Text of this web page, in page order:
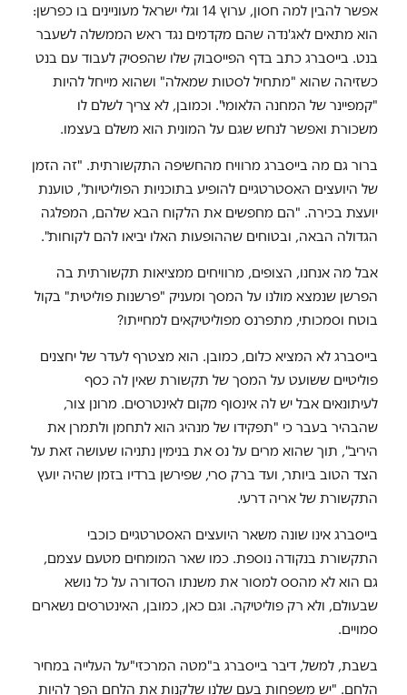
אפשר להבין למה חסון, ערוץ 14 וגלי ישראל מעוניינים בו כפרשן:
הוא מתאים לאג'נדה שהם מקדמים נגד ראש הממשלה לשעבר
בנט. בייסברג כתב בדף הפייסבוק שלו שהפסיק לעבוד עם בנט
כשזיהה שהוא "מתחיל לסטות שמאלה" ושהוא מייחל להיות
"קמפיינר של המחנה הלאומי". וכמובן, לא צריך לשלם לו
משכורת ואפשר לנחש שגם על המונית הוא משלם בעצמו.
ברור גם מה בייסברג מרוויח מהחשיפה התקשורתית. "זה הזמן
של היועצים האסטרטגיים להופיע בתוכניות הפוליטיות", טוענת
יועצת בכירה. "הם מחפשים את הלקוח הבא שלהם, המפלגה
הגדולה הבאה, ובטוחים שההופעות האלו יביאו להם לקוחות".
אבל מה אנחנו, הצופים, מרוויחים ממציאות תקשורתית בה
הפרשן שנמצא מולנו על המסך ומעניק "פרשנות פוליטית" בקול
בוטח וסמכותי, מתפרנס מפוליטיקאים למחייתו?
בייסברג לא המציא כלום, כמובן. הוא מצטרף לעדר של יחצנים
פוליטיים ששועט על המסך של תקשורת שאין לה כסף
לעיתונאים אבל יש לה אינסוף מקום לאינטרסים. מרונן צור,
שהבהיר בעבר כי "תפקידו של מנהיג הוא לתחמן ולתמרן את
היריב", תוך שהוא מרים על נס את בנימין נתניהו שעושה זאת על
הצד הטוב ביותר, ועד ברק סרי, שפירשן ברדיו בזמן שהיה יועץ
התקשורת של אריה דרעי.
בייסברג אינו שונה משאר היועצים האסטרטגיים כוכבי
התקשורת בנקודה נוספת. כמו שאר המומחים מטעם עצמם,
גם הוא לא מהסס למסור את משנתו הסדורה על כל נושא
שבעולם, ולא רק פוליטיקה. וגם כאן, כמובן, האינטרסים נשארים
סמויים.
בשבת, למשל, דיבר בייסברג ב"מטה המרכזי"על העלייה במחיר
הלחם. "יש משפחות בעם שלנו שלקנות את הלחם הפך להיות